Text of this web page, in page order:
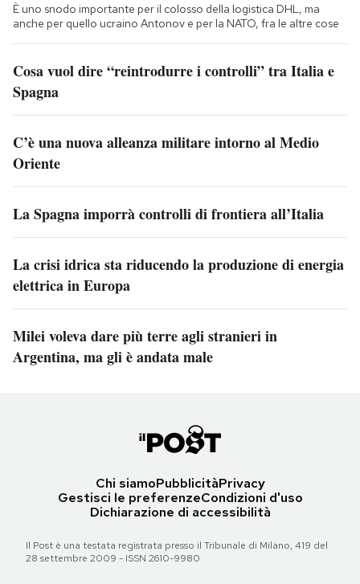
È uno snodo importante per il colosso della logistica DHL, ma
anche per quello ucraino Antonov e per la NATO, fra le altre cose
Cosa vuol dire “reintrodurre i controlli” tra Italia e
Spagna
C’è una nuova alleanza militare intorno al Medio
Oriente
La Spagna imporrà controlli di frontiera all’Italia
La crisi idrica sta riducendo la produzione di energia
elettrica in Europa
Milei voleva dare più terre agli stranieri in
Argentina, ma gli è andata male
Chi siamoPubblicitàPrivacy
Gestisci le preferenzeCondizioni d'uso
Dichiarazione di accessibilità
Il Post è una testata registrata presso il Tribunale di Milano, 419 del
28 settembre 2009 - ISSN 2610-9980